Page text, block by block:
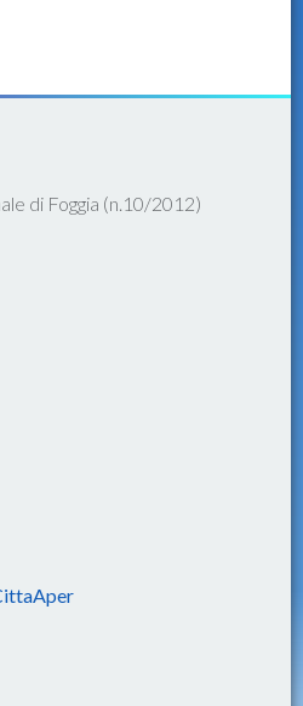
di Foggia (n.10/2012)